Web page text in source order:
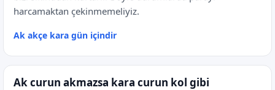
harcamaktan çekinmemeliyiz.
Ak akçe kara gün içindir
Ak curun akmazsa kara curun kol gibi